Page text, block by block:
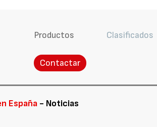
Productos Clasificados
Contactar
España - Noticias